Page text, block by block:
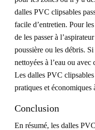
dalles PVC clipsables
facile d’entretien. Pour
de les passer à
poussière ou les débris.
nettoyées à l’eau ou
Les dalles PVC
pratiques et économiques
Conclusion
En résumé, les dalles